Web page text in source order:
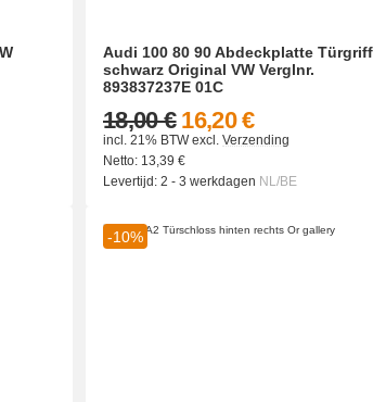
Audi 100 80 90 Abdeckplatte Türgriff
schwarz Original VW Verglnr.
893837237E 01C
16,20 €
18,00 €
incl. 21% BTWexcl. Verzending
Netto: 13,39 €
Levertijd: 2 - 3 werkdagen NL/BE
-10%